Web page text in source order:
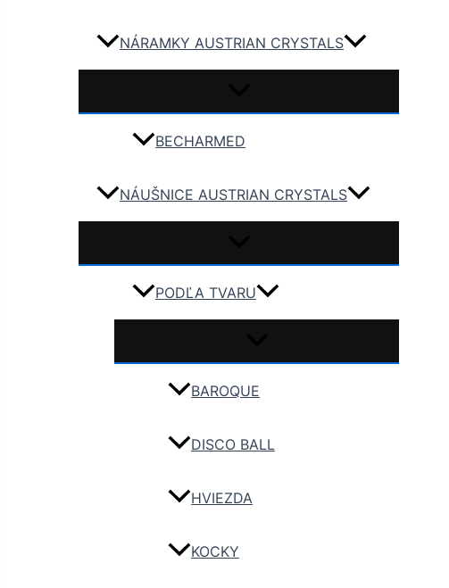
NÁRAMKY AUSTRIAN CRYSTALS
BECHARMED
NÁUŠNICE AUSTRIAN CRYSTALS
PODĽA TVARU
BAROQUE
DISCO BALL
HVIEZDA
KOCKY